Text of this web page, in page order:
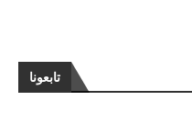
تابعونا